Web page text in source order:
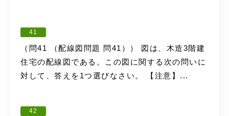
41
（問41 （配線図問題 問41）） 図は、木造3階建
住宅の配線図である。この図に関する次の問いに
対して、答えを1つ選びなさい。 【注意】...
42